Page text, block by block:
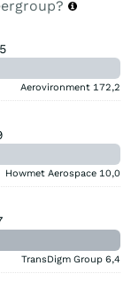
Aerovironment 172,2
Howmet Aerospace 10,0
TransDigm Group 6,4